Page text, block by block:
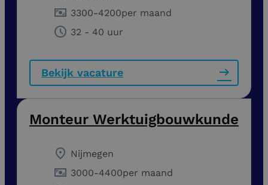
3300-4200per maand
32 - 40 uur
Bekijk vacature
Monteur Werktuigbouwkunde
Nijmegen
3000-4400per maand